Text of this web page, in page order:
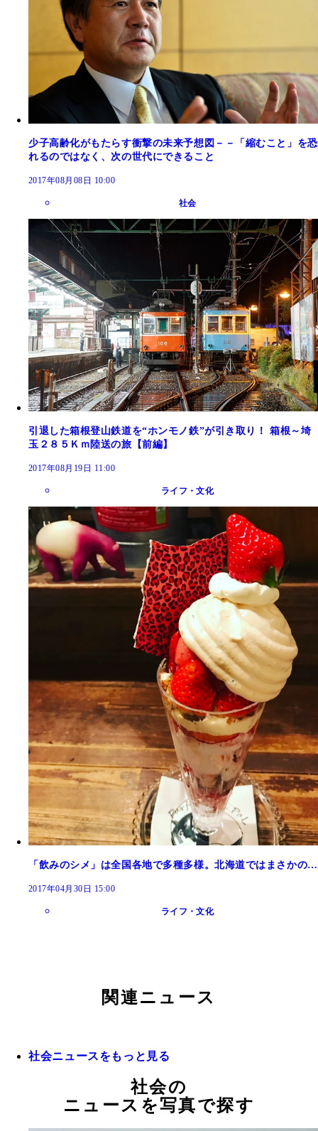
少子高齢化がもたらす衝撃の未来予想図－－「縮むこと」を恐
れるのではなく、次の世代にできること
2017年08月08日 10:00
社会
引退した箱根登山鉄道を“ホンモノ鉄”が引き取り！ 箱根～埼
玉２８５Ｋｍ陸送の旅【前編】
2017年08月19日 11:00
ライフ・文化
「飲みのシメ」は全国各地で多種多様。北海道ではまさかの…
2017年04月30日 15:00
ライフ・文化
関連ニュース
社会ニュースをもっと見る
社会の
ニュースを写真で探す